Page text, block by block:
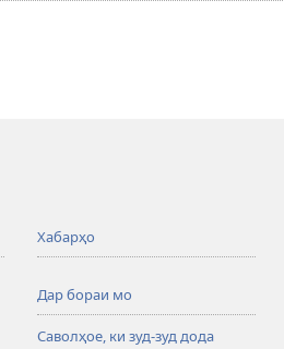
Хабарҳо
Дар бораи мо
Саволҳое, ки зуд-зуд дода